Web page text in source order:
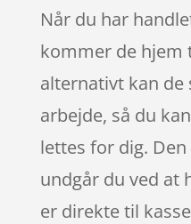
Når du har
kommer de hjem
alternativt kan de
arbejde, så du
lettes for dig.
undgår du ved at
er direkte til